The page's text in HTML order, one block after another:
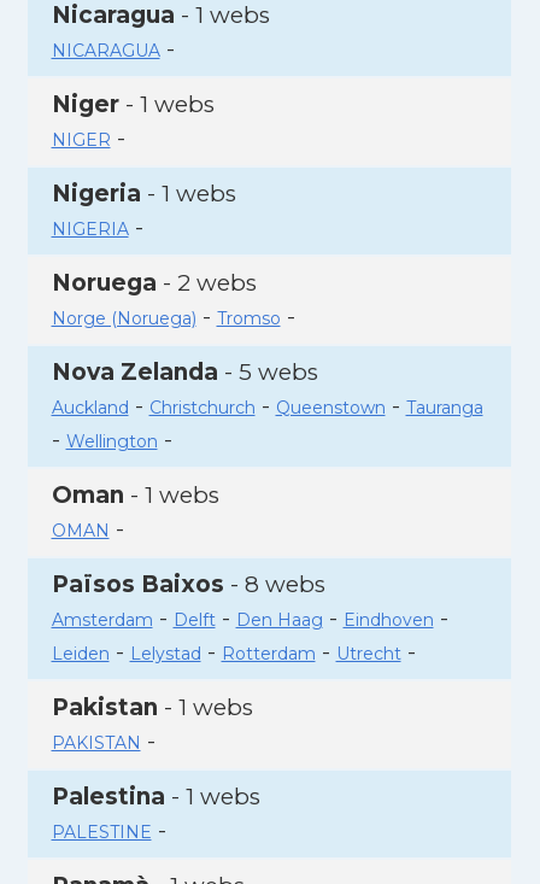
Nicaragua - 1 webs
NICARAGUA-
Niger- 1 webs
NIGER -
Nigeria - 1 webs
NIGERIA-
Noruega - 2 webs
Norge (Noruega) - Tromso -
Nova Zelanda - 5 webs
Auckland - Christchurch - Queenstown - Tauranga
- Wellington -
Oman - 1 webs
OMAN -
Països Baixos - 8 webs
Amsterdam - Delft- Den Haag - Eindhoven -
Leiden - Lelystad - Rotterdam - Utrecht-
Pakistan - 1 webs
PAKISTAN -
Palestina - 1 webs
PALESTINE -